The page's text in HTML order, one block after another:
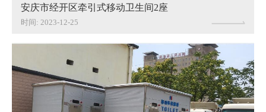
安庆市经开区牵引式移动卫生间2座
时间: 2023-12-25